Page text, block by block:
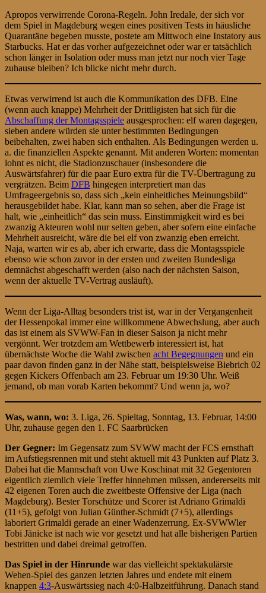
Apropos verwirrende Corona-Regeln. John Iredale, der sich vor
dem Spiel in Magdeburg wegen eines positiven Tests in häusliche
Quarantäne begeben musste, postete am Mittwoch eine Instatory aus
Starbucks. Hat er das vorher aufgezeichnet oder war er tatsächlich
schon länger in Isolation oder muss man jetzt nur noch vier Tage
zuhause bleiben? Ich blicke nicht mehr durch.
Etwas verwirrend ist auch die Kommunikation des DFB. Eine
(wenn auch knappe) Mehrheit der Drittligisten hat sich für die
Abschaffung der Montagsspiele ausgesprochen: elf waren dagegen,
sieben andere würden sie unter bestimmten Bedingungen
beibehalten, zwei haben sich enthalten. Als Bedingungen werden u.
a. die finanziellen Aspekte genannt. Mit anderen Worten: momentan
lohnt es nicht, die Stadionzuschauer (insbesondere die
Auswärtsfahrer) für die paar Euro extra für die TV-Übertragung zu
vergrätzen. Beim DFB hingegen interpretiert man das
Umfrageergebnis so, dass sich „kein einheitliches Meinungsbild“
herausgebildet habe. Klar, kann man so sehen, aber die Frage ist
halt, wie „einheitlich“ das sein muss. Einstimmigkeit wird es bei
zwanzig Akteuren wohl nur selten geben, aber sofern eine einfache
Mehrheit ausreicht, wäre die bei elf von zwanzig eben erreicht.
Naja, warten wir es ab, aber ich erwarte, dass die Montagsspiele
ebenso wie schon zuvor in der ersten und zweiten Bundesliga
demnächst abgeschafft werden (also nach der nächsten Saison,
wenn der aktuelle TV-Vertrag ausläuft).
Wenn der Liga-Alltag besonders trist ist, war in der Vergangenheit
der Hessenpokal immer eine willkommene Abwechslung, aber auch
das ist einem als SVWW-Fan in dieser Saison ja nicht mehr
vergönnt. Wer trotzdem am Wettbewerb interessiert ist, hat
übernächste Woche die Wahl zwischen acht Begegnungen und ein
paar davon finden ganz in der Nähe statt, beispielsweise Biebrich 02
gegen Kickers Offenbach am 23. Februar um 19:30 Uhr. Weiß
jemand, ob man vorab Karten bekommt? Und wenn ja, wo?
Was, wann, wo: 3. Liga, 26. Spieltag, Sonntag, 13. Februar, 14:00
Uhr, zuhause gegen den 1. FC Saarbrücken
Der Gegner: Im Gegensatz zum SVWW macht der FCS ernsthaft
im Aufstiegsrennen mit und steht aktuell mit 43 Punkten auf Platz 3.
Dabei hat die Mannschaft von Uwe Koschinat mit 32 Gegentoren
eigentlich ziemlich viele Treffer hinnehmen müssen, andererseits mit
42 eigenen Toren auch die zweitbeste Offensive der Liga (nach
Magdeburg). Bester Torschütze und Scorer ist Adriano Grimaldi
(11+5), gefolgt von Julian Günther-Schmidt (7+5), allerdings
laboriert Grimaldi gerade an einer Wadenzerrung. Ex-SVWWler
Tobi Jänicke ist nach wie vor gesetzt und hat alle bisherigen Partien
bestritten und dabei dreimal getroffen.
Das Spiel in der Hinrunde war das vielleicht spektakulärste
Wehen-Spiel des ganzen letzten Jahres und endete mit einem
knappen 4:3-Auswärtssieg nach 4:0-Halbzeitführung. Danach stand